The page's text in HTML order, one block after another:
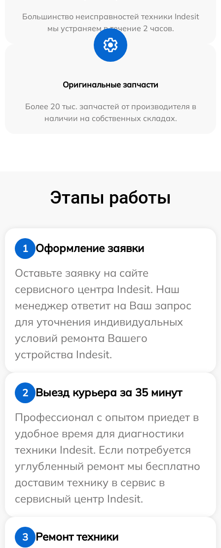
Большинство неисправностей техники Indesit
мы устраняем в течение 2 часов.
Оригинальные запчасти
Более 20 тыс. запчастей от производителя в
наличии на собственных складах.
Этапы работы
1
Оформление заявки
Оставьте заявку на сайте
сервисного центра Indesit. Наш
менеджер ответит на Ваш запрос
для уточнения индивидуальных
условий ремонта Вашего
устройства Indesit.
2
Выезд курьера за 35 минут
Профессионал с опытом приедет в
удобное время для диагностики
техники Indesit. Если потребуется
углубленный ремонт мы бесплатно
доставим технику в сервис в
сервисный центр Indesit.
3 Ремонт техники